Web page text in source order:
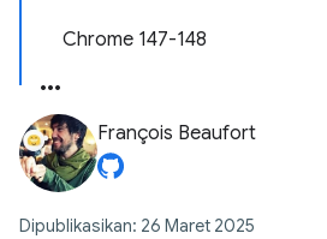
Chrome 147-148
François Beaufort
Dipublikasikan: 26 Maret 2025